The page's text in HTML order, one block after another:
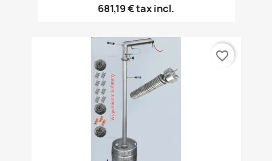
681,19 €tax incl.
favorite_border